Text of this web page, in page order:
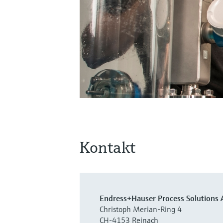
Kontakt
Endress+Hauser Process Solutions
Christoph Merian-Ring 4
CH-4153 Reinach